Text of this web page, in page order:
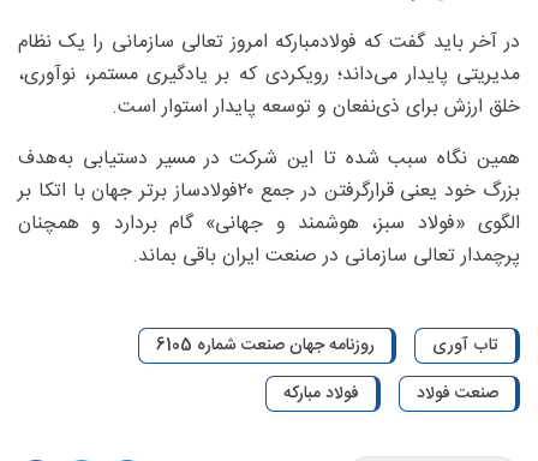
در آخر باید گفت که فولادمبارکه امروز تعالی سازمانی را یک نظام
مدیریتی پایدار می‌داند؛ رویکردی که بر یادگیری مستمر، نوآوری،
خلق ارزش برای ذی‌نفعان و توسعه پایدار استوار است.
همین نگاه سبب شده تا این شرکت در مسیر دستیابی به‌هدف
بزرگ خود یعنی قرارگرفتن در جمع ۲۰فولادساز برتر جهان با اتکا بر
الگوی «فولاد سبز، هوشمند و جهانی» گام بردارد و همچنان
پرچمدار تعالی سازمانی در صنعت ایران باقی بماند.
تاب آوری
روزنامه جهان صنعت شماره 6105
صنعت فولاد
فولاد مبارکه